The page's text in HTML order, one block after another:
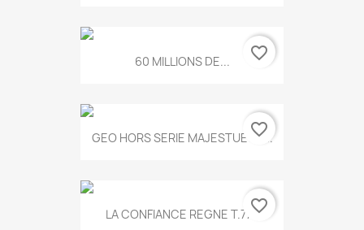
60 MILLIONS DE... favorite_border
GEO HORS SERIE MAJESTUEUX...
favorite_border
LA CONFIANCE REGNE T.778favorite_border